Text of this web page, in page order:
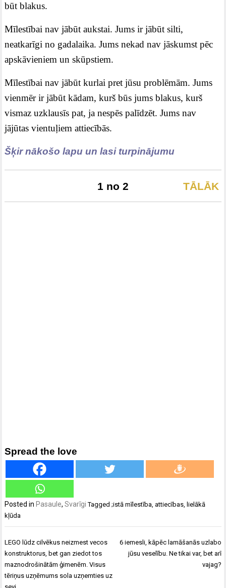
būt blakus.
Mīlestībai nav jābūt aukstai. Jums ir jābūt silti,
neatkarīgi no gadalaika. Jums nekad nav jāskumst pēc
apskāvieniem un skūpstiem.
Mīlestībai nav jābūt kurlai pret jūsu problēmām. Jums
vienmēr ir jābūt kādam, kurš būs jums blakus, kurš
vismaz uzklausīs pat, ja nespēs palīdzēt. Jums nav
jājūtas vientuļiem attiecībās.
Šķir nākošo lapu un lasi turpinājumu
TĀLĀK
1 no 2
Spread the love
Posted in Pasaule,Svarīgi Tagged;istā mīlestība,attiecības, lielākā
kļūda
Ziņu
izvēlne
LEGO lūdz cilvēkus neizmest vecos
konstruktorus, bet gan ziedot tos
maznodrošinātām ģimenēm. Visus
tēriņus uzņēmums sola uzņemties uz
6 iemesli, kāpēc lamāšanās uzlabo
jūsu veselību. Ne tikai var, bet arī
vajag?